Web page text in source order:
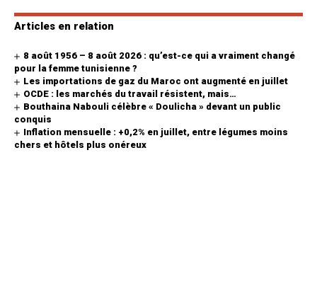
Articles en relation
8 août 1956 – 8 août 2026 : qu’est-ce qui a vraiment changé
pour la femme tunisienne ?
Les importations de gaz du Maroc ont augmenté en juillet
OCDE : les marchés du travail résistent, mais…
Bouthaina Nabouli célèbre « Doulicha » devant un public
conquis
Inflation mensuelle : +0,2% en juillet, entre légumes moins
chers et hôtels plus onéreux